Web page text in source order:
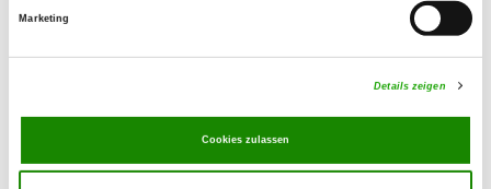
Marketing
Details zeigen
Cookies zulassen
Details
61440 Oberursel - Oberstedten
An der Klingenstr.
63075 Offenbach Waldheim